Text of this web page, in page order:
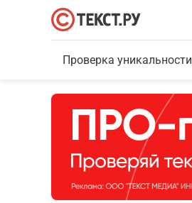
Проверка уникальности